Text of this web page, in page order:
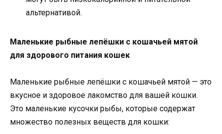
альтернативой.
Маленькие рыбные лепёшки с кошачьей мятой
для здорового питания кошек
Маленькие рыбные лепёшки с кошачьей мятой — это
вкусное и здоровое лакомство для вашей кошки.
Это маленькие кусочки рыбы, которые содержат
множество полезных веществ для кошки: